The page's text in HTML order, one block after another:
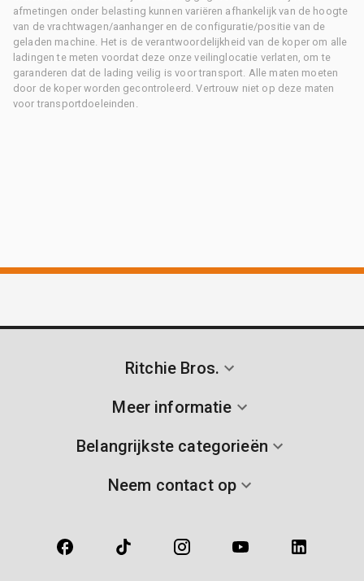
afmetingen onder belasting kunnen variëren afhankelijk van de hoogte
van de vrachtwagen/aanhanger en de configuratie/positie van de
geladen machine. Het is de verantwoordelijkheid van de koper om alle
ladingen te meten voordat deze onze veilinglocatie verlaten, om te
garanderen dat de lading veilig is voor transport. Alle maten moeten
door de koper worden gecontroleerd. Vertrouw niet op deze maten
voor transportdoeleinden.
Ritchie Bros.
Meer informatie
Belangrijkste categorieën
Neem contact op